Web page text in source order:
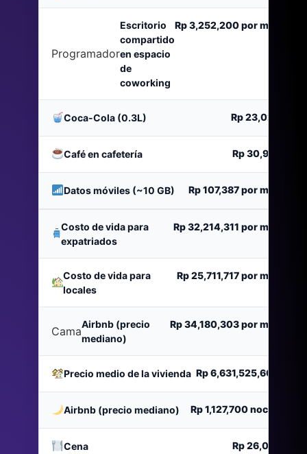
Programador
Escritorio
compartido
en espacio
de
coworking
Rp 3,252,200por mes
Coca-Cola (0.3L) Rp 23,023
Café en cafetería Rp 30,912
Datos móviles (~10 GB) Rp 107,387por mes
Costo de vida para
expatriados
Rp 32,214,311 por mes
Costo de vida para
locales
Rp 25,711,717por mes
Cama
Airbnb (precio
mediano)
Rp 34,180,303por mes
Precio medio de la vivienda Rp 6,631,525,600
Airbnb (precio mediano) Rp 1,127,700noche
Cena Rp 26,013